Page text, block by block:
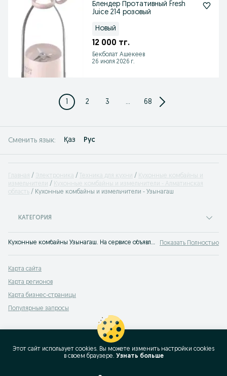
Блендер Протативный Fresh
Juice 214 розовый
Новый
12 000 тг.
Бекболат Ашекеев
26 июля 2026 г.
1 2 3 ... 68
Сменить язык: Қаз Рус
Главная Электроника Техника для кухни
Кухонные комбайны и
измельчители
Кухонные комбайны и измельчители - Алматинская
область
Кухонные комбайны и измельчители - Узынагаш
КАТЕГОРИЯ
Кухонные комбайны Узынагаш. На сервисе объявлений OLX.kz Узынагаш можно быстро и недорого купить кухонный комбайн б/у. Широкий выбор кухонных измельчителей - лучшие помощники для кухни на OLX.kz! Показать Полностью
Карта сайта
Карта регионов
Карта бизнес-страницы
Популярные запросы
Этот сайт использует cookies. Вы можете изменить настройки cookies
в своeм браузере. Узнать больше